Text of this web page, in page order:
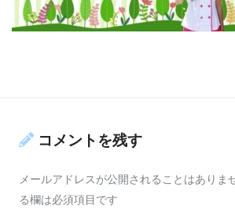
コメントを残す
メールアドレスが公開されることはありま
る欄は必須項目です